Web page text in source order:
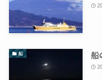
船 船